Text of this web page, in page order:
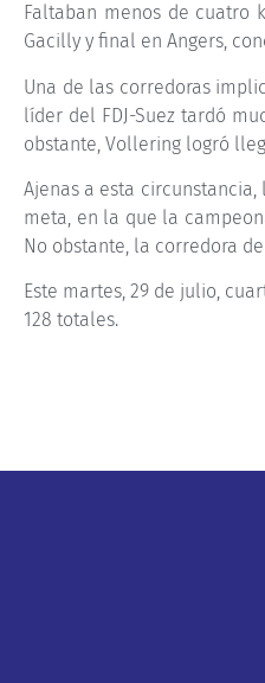
Faltaban menos de cuatro
Gacilly y final en Angers,
Una de las corredoras
líder del FDJ-Suez tardó
obstante, Vollering logró
Ajenas a esta
meta, en la que la
No obstante, la corredora
Este martes, 29 de julio,
128 totales.